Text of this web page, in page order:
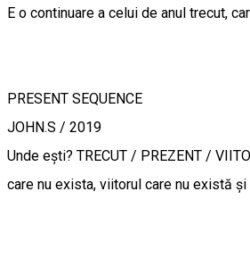
E o continuare a celui de anul trecut,
PRESENT SEQUENCE
JOHN.S / 2019
Unde ești? TRECUT / PREZENT /
care nu exista, viitorul care nu există